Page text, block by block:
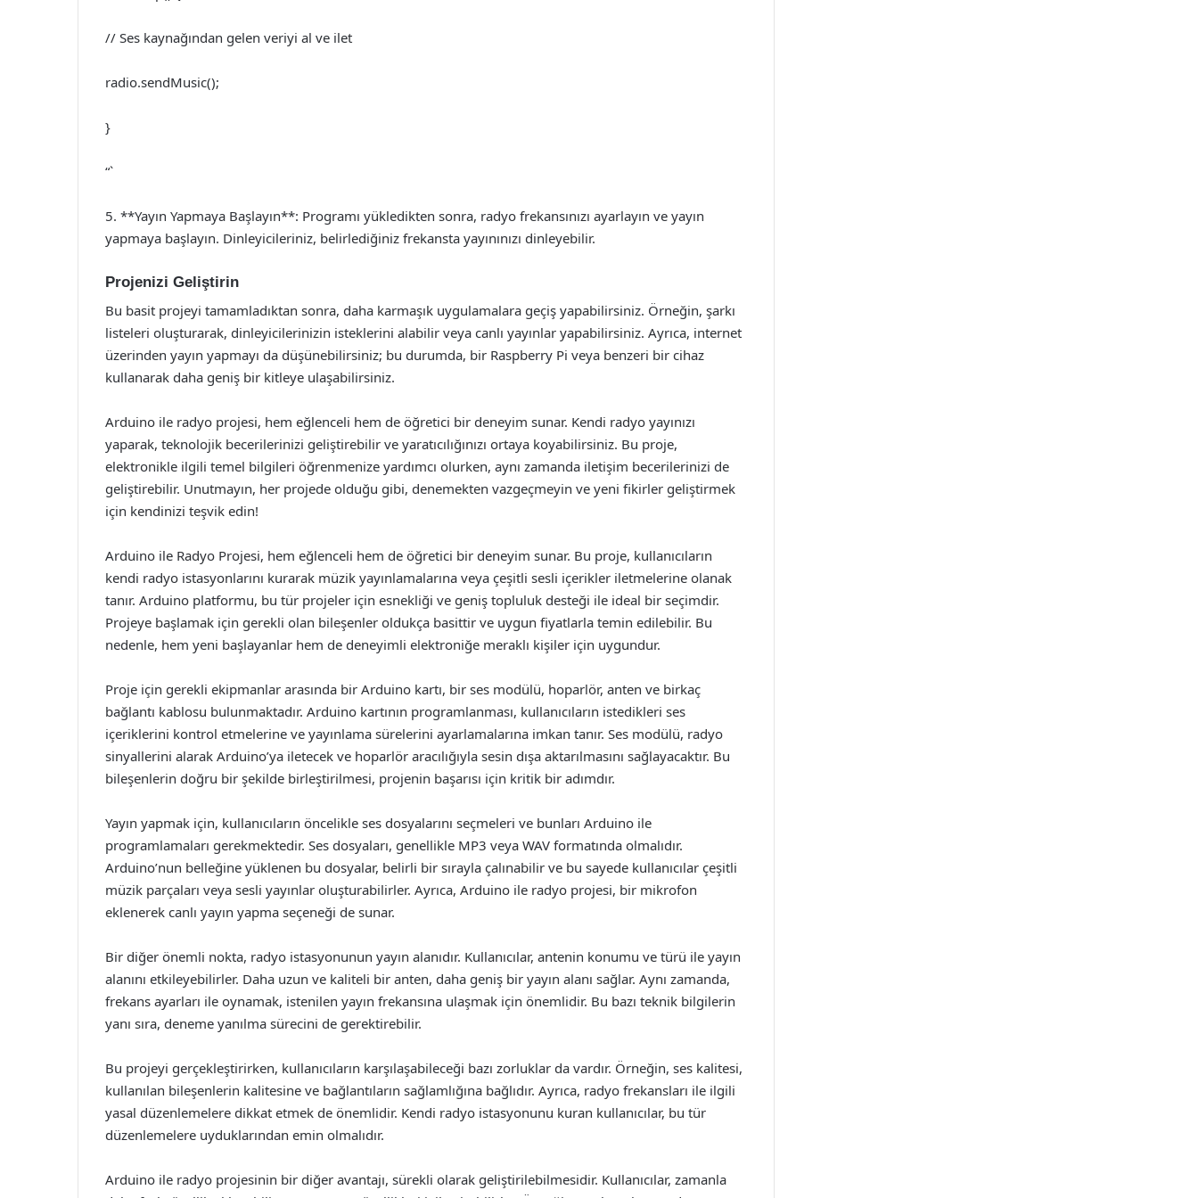
// Ses kaynağından gelen veriyi al ve ilet
radio.sendMusic();
}
“`
5. **Yayın Yapmaya Başlayın**: Programı yükledikten sonra, radyo frekansınızı ayarlayın ve yayın
yapmaya başlayın. Dinleyicileriniz, belirlediğiniz frekansta yayınınızı dinleyebilir.
Projenizi Geliştirin
Bu basit projeyi tamamladıktan sonra, daha karmaşık uygulamalara geçiş yapabilirsiniz. Örneğin, şarkı
listeleri oluşturarak, dinleyicilerinizin isteklerini alabilir veya canlı yayınlar yapabilirsiniz. Ayrıca, internet
üzerinden yayın yapmayı da düşünebilirsiniz; bu durumda, bir Raspberry Pi veya benzeri bir cihaz
kullanarak daha geniş bir kitleye ulaşabilirsiniz.
Arduino ile radyo projesi, hem eğlenceli hem de öğretici bir deneyim sunar. Kendi radyo yayınızı
yaparak, teknolojik becerilerinizi geliştirebilir ve yaratıcılığınızı ortaya koyabilirsiniz. Bu proje,
elektronikle ilgili temel bilgileri öğrenmenize yardımcı olurken, aynı zamanda iletişim becerilerinizi de
geliştirebilir. Unutmayın, her projede olduğu gibi, denemekten vazgeçmeyin ve yeni fikirler geliştirmek
için kendinizi teşvik edin!
Arduino ile Radyo Projesi, hem eğlenceli hem de öğretici bir deneyim sunar. Bu proje, kullanıcıların
kendi radyo istasyonlarını kurarak müzik yayınlamalarına veya çeşitli sesli içerikler iletmelerine olanak
tanır. Arduino platformu, bu tür projeler için esnekliği ve geniş topluluk desteği ile ideal bir seçimdir.
Projeye başlamak için gerekli olan bileşenler oldukça basittir ve uygun fiyatlarla temin edilebilir. Bu
nedenle, hem yeni başlayanlar hem de deneyimli elektroniğe meraklı kişiler için uygundur.
Proje için gerekli ekipmanlar arasında bir Arduino kartı, bir ses modülü, hoparlör, anten ve birkaç
bağlantı kablosu bulunmaktadır. Arduino kartının programlanması, kullanıcıların istedikleri ses
içeriklerini kontrol etmelerine ve yayınlama sürelerini ayarlamalarına imkan tanır. Ses modülü, radyo
sinyallerini alarak Arduino’ya iletecek ve hoparlör aracılığıyla sesin dışa aktarılmasını sağlayacaktır. Bu
bileşenlerin doğru bir şekilde birleştirilmesi, projenin başarısı için kritik bir adımdır.
Yayın yapmak için, kullanıcıların öncelikle ses dosyalarını seçmeleri ve bunları Arduino ile
programlamaları gerekmektedir. Ses dosyaları, genellikle MP3 veya WAV formatında olmalıdır.
Arduino’nun belleğine yüklenen bu dosyalar, belirli bir sırayla çalınabilir ve bu sayede kullanıcılar çeşitli
müzik parçaları veya sesli yayınlar oluşturabilirler. Ayrıca, Arduino ile radyo projesi, bir mikrofon
eklenerek canlı yayın yapma seçeneği de sunar.
Bir diğer önemli nokta, radyo istasyonunun yayın alanıdır. Kullanıcılar, antenin konumu ve türü ile yayın
alanını etkileyebilirler. Daha uzun ve kaliteli bir anten, daha geniş bir yayın alanı sağlar. Aynı zamanda,
frekans ayarları ile oynamak, istenilen yayın frekansına ulaşmak için önemlidir. Bu bazı teknik bilgilerin
yanı sıra, deneme yanılma sürecini de gerektirebilir.
Bu projeyi gerçekleştirirken, kullanıcıların karşılaşabileceği bazı zorluklar da vardır. Örneğin, ses kalitesi,
kullanılan bileşenlerin kalitesine ve bağlantıların sağlamlığına bağlıdır. Ayrıca, radyo frekansları ile ilgili
yasal düzenlemelere dikkat etmek de önemlidir. Kendi radyo istasyonunu kuran kullanıcılar, bu tür
düzenlemelere uyduklarından emin olmalıdır.
Arduino ile radyo projesinin bir diğer avantajı, sürekli olarak geliştirilebilmesidir. Kullanıcılar, zamanla